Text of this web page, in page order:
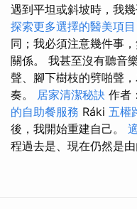
遇到平坦或斜坡時，我
探索更多選擇的醫美項目
同；我必須注意幾件事
關係。 我甚至沒有聽音
聲、腳下樹枝的劈啪聲
奏。 居家清潔秘訣 作者
的自助餐服務 Ráki 五權
後，我開始重建自己。
程過去是、現在仍然是由